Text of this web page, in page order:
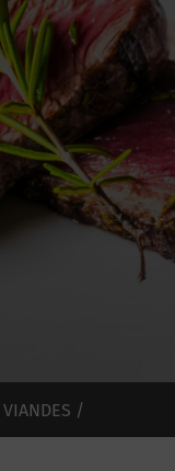
VIANDES /